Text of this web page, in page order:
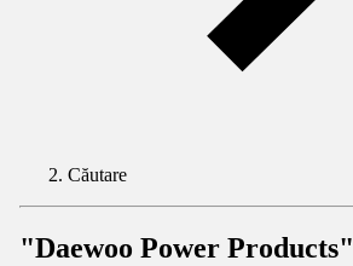
Căutare
"Daewoo Power Products"